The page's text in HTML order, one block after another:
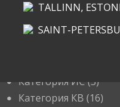
TALLINN,
SAINT-
Категория ИС (3)
Категория КВ (16)